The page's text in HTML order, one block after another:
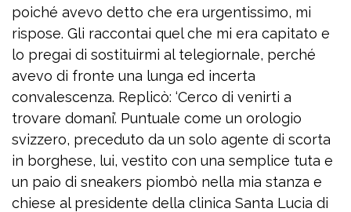
poiché avevo detto che era urgentissimo, mi
rispose. Gli raccontai quel che mi era capitato e
lo pregai di sostituirmi al telegiornale, perché
avevo di fronte una lunga ed incerta
convalescenza. Replicò: ‘Cerco di venirti a
trovare domani’. Puntuale come un orologio
svizzero, preceduto da un solo agente di scorta
in borghese, lui, vestito con una semplice tuta e
un paio di sneakers piombò nella mia stanza e
chiese al presidente della clinica Santa Lucia di